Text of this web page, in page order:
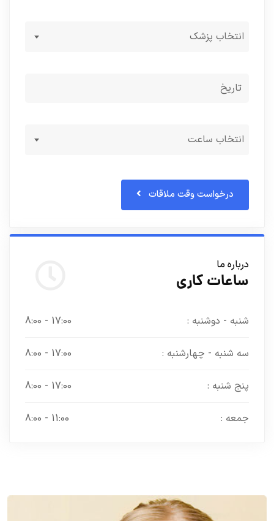
انتخاب پزشک
انتخاب ساعت
درخواست وقت ملاقات
درباره ما
ساعات کاری
شنبه - دوشنبه : 17:00 - 8:00
سه شنبه - چهارشنبه : 17:00 - 8:00
پنج شنبه : 17:00 - 8:00
جمعه : 11:00 - 8:00